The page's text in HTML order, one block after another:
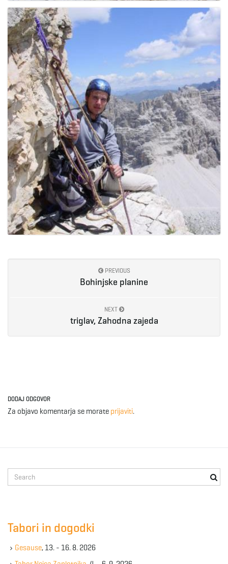
PREVIOUS
Bohinjske planine
NEXT
triglav, Zahodna zajeda
DODAJ ODGOVOR
Za objavo komentarja se morate prijaviti.
e
e
Tabori in dogodki
Gesause, 13. - 16. 8. 2026